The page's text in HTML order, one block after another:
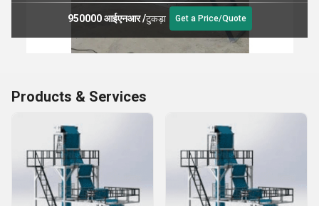
950000 आईएनआर/टुकड़ा Get a Price/Quote
Products & Services